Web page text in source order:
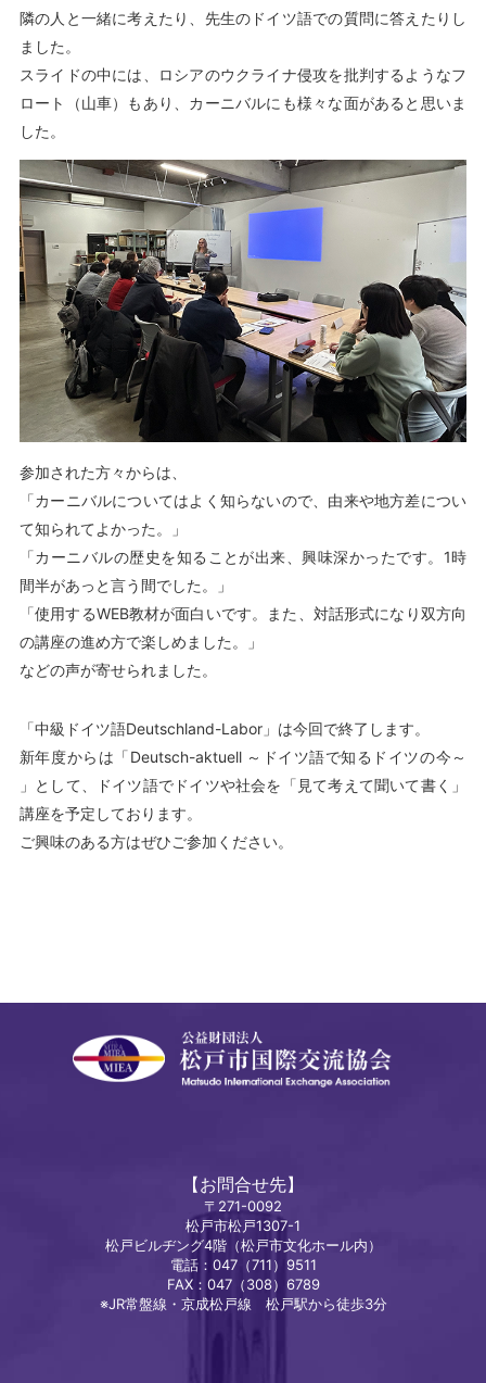
隣の人と一緒に考えたり、先生のドイツ語での質問に答えたりし
ました。
スライドの中には、ロシアのウクライナ侵攻を批判するようなフ
ロート（山車）もあり、カーニバルにも様々な面があると思いま
した。
参加された方々からは、
「カーニバルについてはよく知らないので、由来や地方差につい
て知られてよかった。」
「カーニバルの歴史を知ることが出来、興味深かったです。1時
間半があっと言う間でした。」
「使用するWEB教材が面白いです。また、対話形式になり双方向
の講座の進め方で楽しめました。」
などの声が寄せられました。
「中級ドイツ語Deutschland-Labor」は今回で終了します。
新年度からは「Deutsch-aktuell ～ドイツ語で知るドイツの今～
」として、ドイツ語でドイツや社会を「見て考えて聞いて書く」
講座を予定しております。
ご興味のある方はぜひご参加ください。
【お問合せ先】
〒271-0092
松戸市松戸1307-1
松戸ビルヂング4階（松戸市文化ホール内）
電話：047（711）9511
FAX：047（308）6789
※JR常盤線・京成松戸線 松戸駅から徒歩3分